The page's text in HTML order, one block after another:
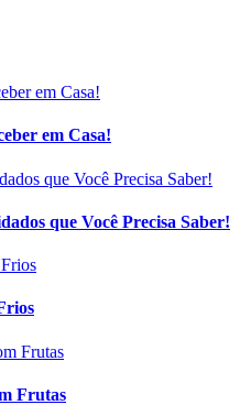
em Casa!
que Você Precisa Saber!
Frutas